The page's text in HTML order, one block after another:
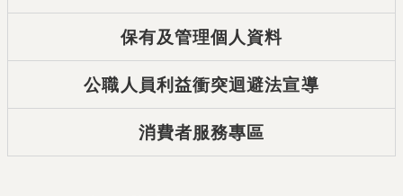
保有及管理個人資料
公職人員利益衝突迴避法宣導
消費者服務專區